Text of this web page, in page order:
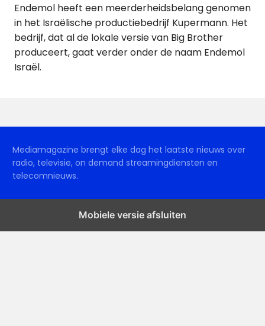
Endemol heeft een meerderheidsbelang genomen
in het Israëlische productiebedrijf Kupermann. Het
bedrijf, dat al de lokale versie van Big Brother
produceert, gaat verder onder de naam Endemol
Israël.
Mediamagazine brengt elke dag het laatste nieuws over
radio, televisie, on demand streamingdiensten en
telecomnieuws.
Mobiele versie afsluiten